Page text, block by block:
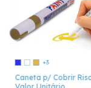
+3
Caneta p/ Cobrir